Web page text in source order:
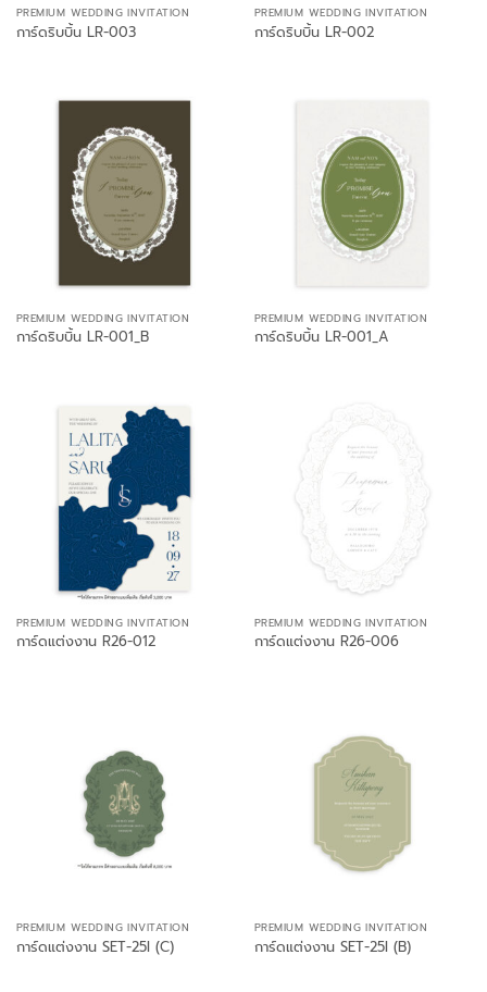
PREMIUM WEDDING INVITATION
การ์ดริบบิ้น LR-003
PREMIUM WEDDING INVITATION
การ์ดริบบิ้น LR-002
PREMIUM WEDDING INVITATION
การ์ดริบบิ้น LR-001_B
PREMIUM WEDDING INVITATION
การ์ดริบบิ้น LR-001_A
PREMIUM WEDDING INVITATION
การ์ดแต่งงาน R26-012
PREMIUM WEDDING INVITATION
การ์ดแต่งงาน R26-006
PREMIUM WEDDING INVITATION
การ์ดแต่งงาน SET-25I (C)
PREMIUM WEDDING INVITATION
การ์ดแต่งงาน SET-25I (B)